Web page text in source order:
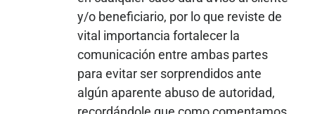
y/o beneficiario, por lo que reviste de
vital importancia fortalecer la
comunicación entre ambas partes
para evitar ser sorprendidos ante
algún aparente abuso de autoridad,